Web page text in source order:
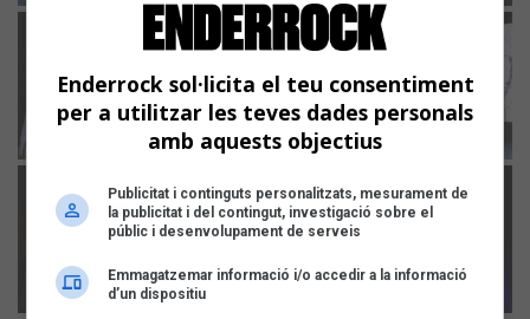
Enderrock sol·licita el teu consentiment
per a utilitzar les teves dades personals
amb aquests objectius
Publicitat i continguts personalitzats, mesurament de
la publicitat i del contingut, investigació sobre el
públic i desenvolupament de serveis
Emmagatzemar informació i/o accedir a la informació
d’un dispositiu